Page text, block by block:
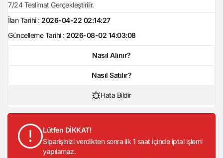
7/24 Teslimat Gerçekleştirilir.
İlan Tarihi : 2026-04-22 02:14:27
Güncelleme Tarihi : 2026-08-02 14:03:08
Nasıl Alınır?
Nasıl Satılır?
Hata Bildir
Lütfen DİKKAT!
Siparişinizi verdikten sonra ilk 1 saat içinde iptal işlemi
yapılamaz.